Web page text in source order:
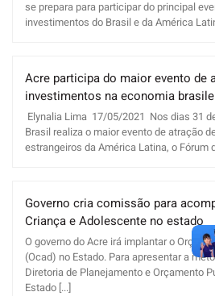
se prepara para participar do principal
investimentos do Brasil e da América
Acre participa do maior evento de
investimentos na economia
Elynalia Lima 17/05/2021 Nos dias 31
Brasil realiza o maior evento de atração
estrangeiros da América Latina, o Fórum
Governo cria comissão para
Criança e Adolescente no estado
O governo do Acre irá implantar o
(Ocad) no Estado. Para apresentar a
Diretoria de Planejamento e Orçamento
Estado [...]